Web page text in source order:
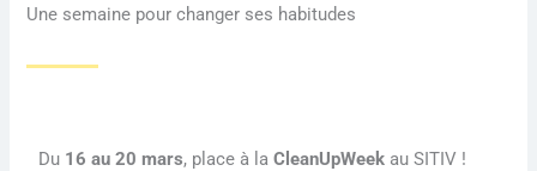
Une semaine pour changer ses habitudes
Du 16 au 20 mars, place à laCleanUpWeek au SITIV !